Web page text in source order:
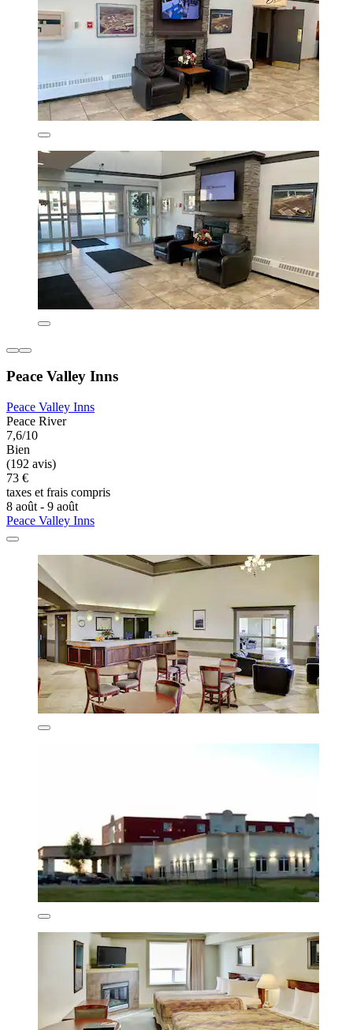
Peace Valley Inns
Peace Valley Inns
Peace River
7,6/10
Bien
(192 avis)
73 €
taxes et frais compris
8 août - 9 août
Peace Valley Inns